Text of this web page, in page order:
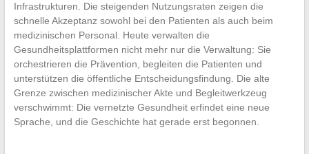
Infrastrukturen. Die steigenden Nutzungsraten zeigen die
schnelle Akzeptanz sowohl bei den Patienten als auch beim
medizinischen Personal. Heute verwalten die
Gesundheitsplattformen nicht mehr nur die Verwaltung: Sie
orchestrieren die Prävention, begleiten die Patienten und
unterstützen die öffentliche Entscheidungsfindung. Die alte
Grenze zwischen medizinischer Akte und Begleitwerkzeug
verschwimmt: Die vernetzte Gesundheit erfindet eine neue
Sprache, und die Geschichte hat gerade erst begonnen.